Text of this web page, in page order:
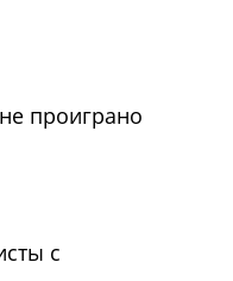
проиграно
с